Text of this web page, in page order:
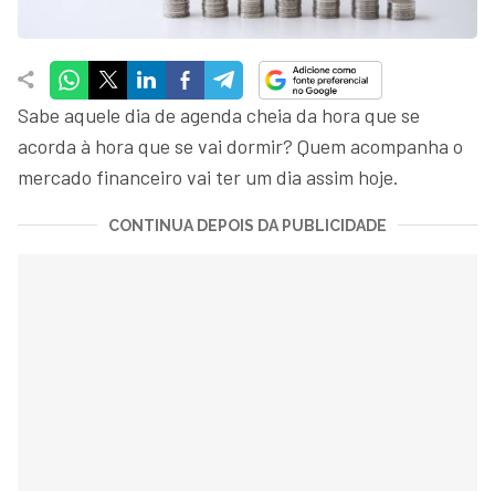
Sabe aquele dia de agenda cheia da hora que se
acorda à hora que se vai dormir? Quem acompanha o
mercado financeiro vai ter um dia assim hoje.
CONTINUA DEPOIS DA PUBLICIDADE